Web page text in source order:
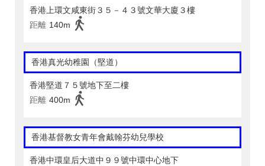
香港上環文咸東街３５－４３號文華大廈３樓
距離 140m
香港真光幼稚園（堅道）
香港堅道７５號地下至二樓
距離 400m
香港基督教女青年會戴翰芬幼兒學校
香港中環皇后大道中９９號中環中心地下